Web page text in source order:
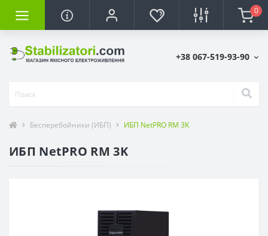
0
+38 067-519-93-90
Бесперебойники (ИБП) ИБП NetPRO RM 3K
ИБП NetPRO RM 3K